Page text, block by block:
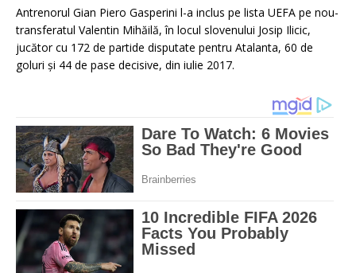
Antrenorul Gian Piero Gasperini l-a inclus pe lista UEFA pe nou-
transferatul Valentin Mihăilă, în locul slovenului Josip Ilicic,
jucător cu 172 de partide disputate pentru Atalanta, 60 de
goluri şi 44 de pase decisive, din iulie 2017.